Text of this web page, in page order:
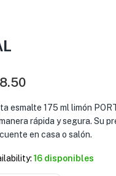
esmalte 175 ml limón
rápida y segura. Su
en casa o salón.
16 disponibles